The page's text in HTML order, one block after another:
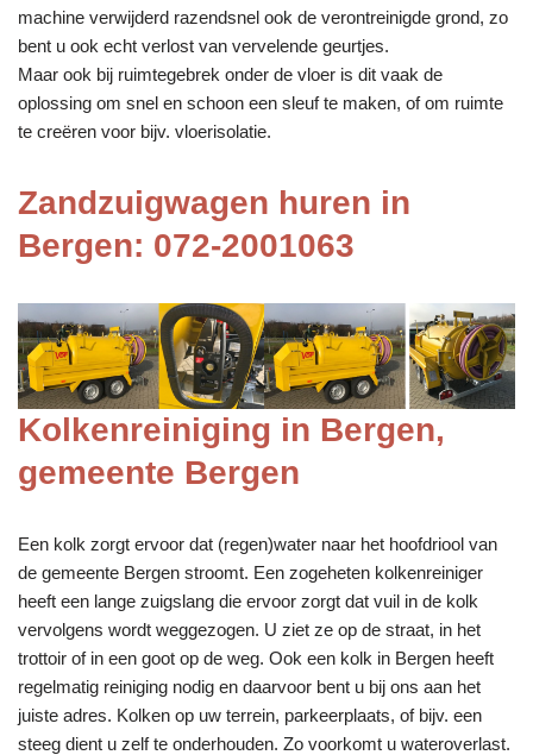
machine verwijderd razendsnel ook de verontreinigde grond, zo
bent u ook echt verlost van vervelende geurtjes.
Maar ook bij ruimtegebrek onder de vloer is dit vaak de
oplossing om snel en schoon een sleuf te maken, of om ruimte
te creëren voor bijv. vloerisolatie.
Zandzuigwagen huren in
Bergen: 072-2001063
Kolkenreiniging in Bergen,
gemeente Bergen
Een kolk zorgt ervoor dat (regen)water naar het hoofdriool van
de gemeente Bergen stroomt. Een zogeheten kolkenreiniger
heeft een lange zuigslang die ervoor zorgt dat vuil in de kolk
vervolgens wordt weggezogen. U ziet ze op de straat, in het
trottoir of in een goot op de weg. Ook een kolk in Bergen heeft
regelmatig reiniging nodig en daarvoor bent u bij ons aan het
juiste adres. Kolken op uw terrein, parkeerplaats, of bijv. een
steeg dient u zelf te onderhouden. Zo voorkomt u wateroverlast.